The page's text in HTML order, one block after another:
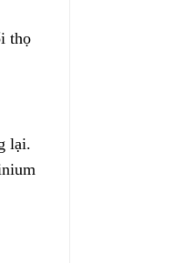
thọ
lại.